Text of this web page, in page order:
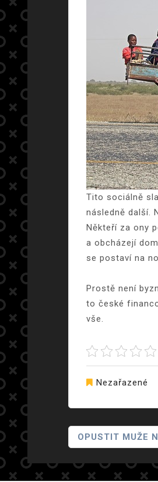
Tito sociálně
následně další.
Někteří za ony
a obcházejí
se postaví na
Prostě není
to české
vše.
Nezařazené
Navigace
Pro
OPUSTIT MUŽE